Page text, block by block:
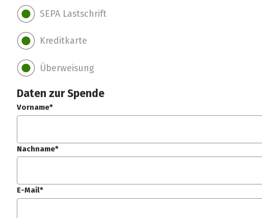
SEPA Lastschrift
Kreditkarte
Überweisung
Daten zur Spende
Vorname*
Nachname*
E-Mail*